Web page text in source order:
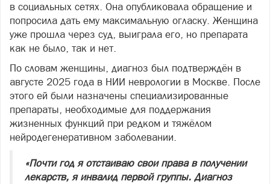
в социальных сетях. Она опубликовала обращение и
попросила дать ему максимальную огласку. Женщина
уже прошла через суд, выиграла его, но препарата
как не было, так и нет.
По словам женщины, диагноз был подтверждён в
августе 2025 года в НИИ неврологии в Москве. После
этого ей были назначены специализированные
препараты, необходимые для поддержания
жизненных функций при редком и тяжёлом
нейродегенеративном заболевании.
«Почти год я отстаиваю свои права в получении
лекарств, я инвалид первой группы. Диагноз